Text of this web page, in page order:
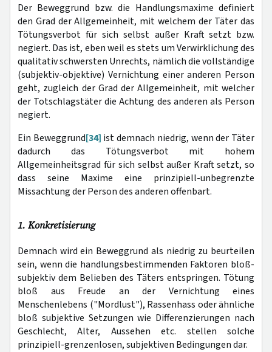
Der Beweggrund bzw. die Handlungsmaxime definiert
den Grad der Allgemeinheit, mit welchem der Täter das
Tötungsverbot für sich selbst außer Kraft setzt bzw.
negiert. Das ist, eben weil es stets um Verwirklichung des
qualitativ schwersten Unrechts, nämlich die vollständige
(subjektiv-objektive) Vernichtung einer anderen Person
geht, zugleich der Grad der Allgemeinheit, mit welcher
der Totschlagstäter die Achtung des anderen als Person
negiert.
Ein Beweggrund[34] ist demnach niedrig, wenn der Täter
dadurch das Tötungsverbot mit hohem
Allgemeinheitsgrad für sich selbst außer Kraft setzt, so
dass seine Maxime eine prinzipiell-unbegrenzte
Missachtung der Person des anderen offenbart.
1. Konkretisierung
Demnach wird ein Beweggrund als niedrig zu beurteilen
sein, wenn die handlungsbestimmenden Faktoren bloß-
subjektiv dem Belieben des Täters entspringen. Tötung
bloß aus Freude an der Vernichtung eines
Menschenlebens ("Mordlust"), Rassenhass oder ähnliche
bloß subjektive Setzungen wie Differenzierungen nach
Geschlecht, Alter, Aussehen etc. stellen solche
prinzipiell-grenzenlosen, subjektiven Bedingungen dar.